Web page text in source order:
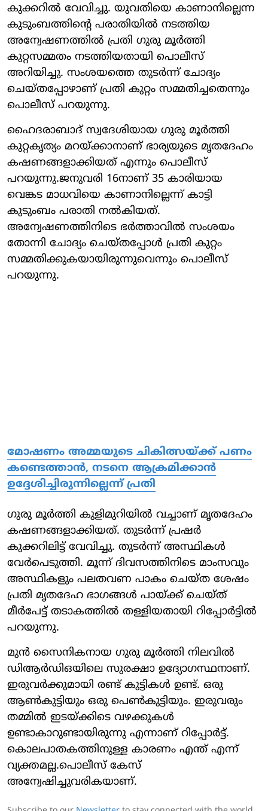
കുക്കറില്‍ വേവിച്ചു. യുവതിയെ കാണാനില്ലെന്ന
കുടുംബത്തിന്റെ പരാതിയില്‍ നടത്തിയ
അന്വേഷണത്തില്‍ പ്രതി ഗുരു മൂര്‍ത്തി
കുറ്റസമ്മതം നടത്തിയതായി പൊലീസ്
അറിയിച്ചു. സംശയത്തെ തുടര്‍ന്ന് ചോദ്യം
ചെയ്തപ്പോഴാണ് പ്രതി കുറ്റം സമ്മതിച്ചതെന്നും
പൊലീസ് പറയുന്നു.
ഹൈദരാബാദ് സ്വദേശിയായ ഗുരു മൂര്‍ത്തി
കുറ്റകൃത്യം മറയ്ക്കാനാണ് ഭാര്യയുടെ മൃതദേഹം
കഷണങ്ങളാക്കിയത് എന്നും പൊലീസ്
പറയുന്നു.ജനുവരി 16നാണ് 35 കാരിയായ
വെങ്കട മാധവിയെ കാണാനില്ലെന്ന് കാട്ടി
കുടുംബം പരാതി നല്‍കിയത്.
അന്വേഷണത്തിനിടെ ഭര്‍ത്താവില്‍ സംശയം
തോന്നി ചോദ്യം ചെയ്തപ്പോള്‍ പ്രതി കുറ്റം
സമ്മതിക്കുകയായിരുന്നുവെന്നും പൊലീസ്
പറയുന്നു.
മോഷണം അമ്മയുടെ ചികിത്സയ്ക്ക് പണം
കണ്ടെത്താന്‍, നടനെ ആക്രമിക്കാന്‍
ഉദ്ദേശിച്ചിരുന്നില്ലെന്ന് പ്രതി
ഗുരു മൂര്‍ത്തി കുളിമുറിയില്‍ വച്ചാണ് മൃതദേഹം
കഷണങ്ങളാക്കിയത്. തുടര്‍ന്ന് പ്രഷര്‍
കുക്കറിലിട്ട് വേവിച്ചു. തുടര്‍ന്ന് അസ്ഥികള്‍
വേര്‍പെടുത്തി. മൂന്ന് ദിവസത്തിനിടെ മാംസവും
അസ്ഥികളും പലതവണ പാകം ചെയ്ത ശേഷം
പ്രതി മൃതദേഹ ഭാഗങ്ങള്‍ പായ്ക്ക് ചെയ്ത്
മീര്‍പേട്ട് തടാകത്തില്‍ തള്ളിയതായി റിപ്പോര്‍ട്ടില്‍
പറയുന്നു.
മുന്‍ സൈനികനായ ഗുരു മൂര്‍ത്തി നിലവില്‍
ഡിആര്‍ഡിഒയിലെ സുരക്ഷാ ഉദ്യോഗസ്ഥനാണ്.
ഇരുവര്‍ക്കുമായി രണ്ട് കുട്ടികള്‍ ഉണ്ട്. ഒരു
ആണ്‍കുട്ടിയും ഒരു പെണ്‍കുട്ടിയും. ഇരുവരും
തമ്മില്‍ ഇടയ്ക്കിടെ വഴക്കുകള്‍
ഉണ്ടാകാറുണ്ടായിരുന്നു എന്നാണ് റിപ്പോര്‍ട്ട്.
കൊലപാതകത്തിനുള്ള കാരണം എന്ത് എന്ന്
വ്യക്തമല്ല.പൊലീസ് കേസ്
അന്വേഷിച്ചുവരികയാണ്.